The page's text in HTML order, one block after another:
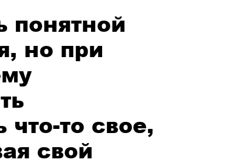
понятной
но при
что-то свое,
свой